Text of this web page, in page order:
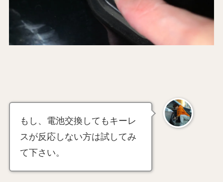
もし、電池交換してもキーレ
スが反応しない方は試してみ
て下さい。